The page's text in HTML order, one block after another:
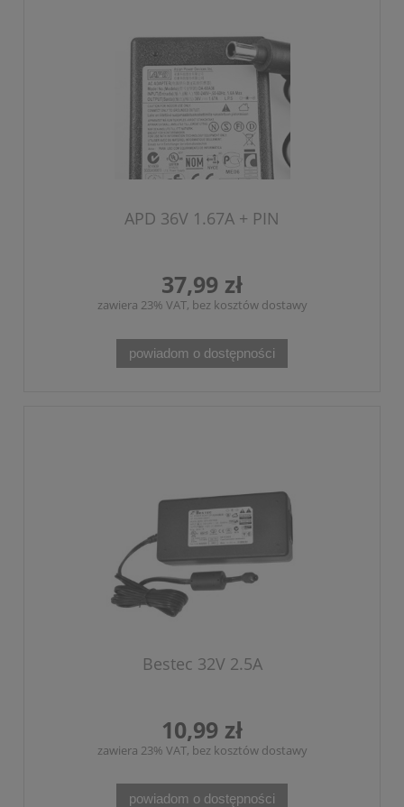
APD 36V 1.67A + PIN
37,99 zł
zawiera 23% VAT, bez kosztów dostawy
powiadom o dostępności
Bestec 32V 2.5A
10,99 zł
zawiera 23% VAT, bez kosztów dostawy
powiadom o dostępności